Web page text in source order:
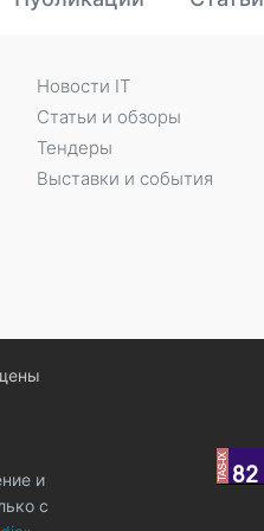
Новости IT
Статьи и обзоры
Тендеры
Выставки и события
и
с